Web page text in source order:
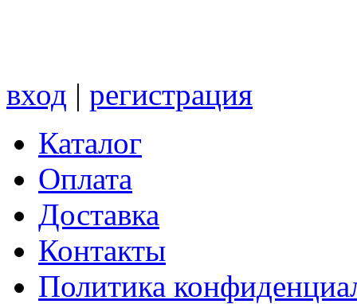
вход | регистрация
Каталог
Оплата
Доставка
Контакты
Политика